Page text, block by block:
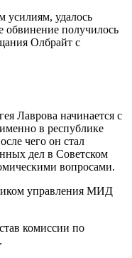
усилиям, удалось
обвинение получилось
Олбрайт с
Лаврова начинается с
в республике
чего он стал
дел в Советском
вопросами.
управления МИД
комиссии по